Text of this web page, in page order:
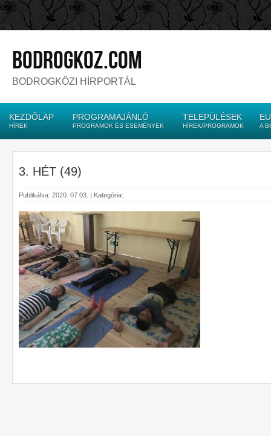
bodrogkoz.com
BODROGKÖZI HÍRPORTÁL
KEZDŐLAP
HÍREK
PROGRAMAJÁNLÓ
PROGRAMOK ÉS ESEMÉNYEK
TELEPÜLÉSEK
HÍREK/PROGRAMOK A
3. HÉT (49)
Publikálva: 2020. 07 03. | Kategória: